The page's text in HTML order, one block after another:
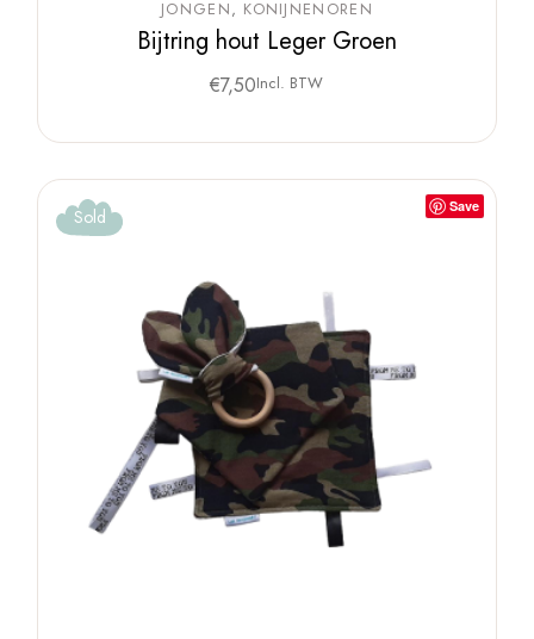
JONGEN KONIJNENOREN
Bijtring hout Leger Groen
€7,50Incl. BTW
Save
Sold